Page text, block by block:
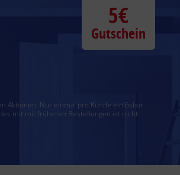
Aktionen. Nur einmal pro Kunde einlösbar.
mit mit früheren Bestellungen ist nicht
5€
Gutschein